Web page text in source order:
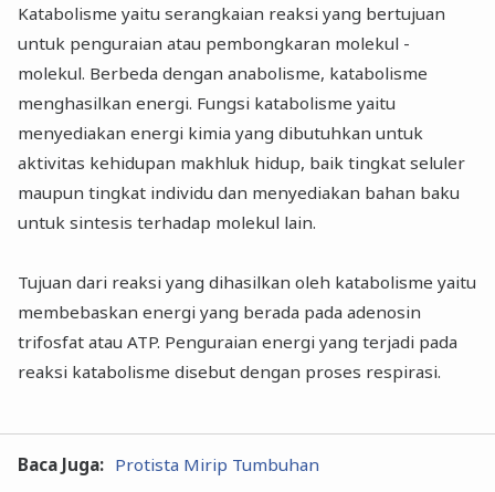
Katabolisme yaitu serangkaian reaksi yang bertujuan
untuk penguraian atau pembongkaran molekul -
molekul. Berbeda dengan anabolisme, katabolisme
menghasilkan energi. Fungsi katabolisme yaitu
menyediakan energi kimia yang dibutuhkan untuk
aktivitas kehidupan makhluk hidup, baik tingkat seluler
maupun tingkat individu dan menyediakan bahan baku
untuk sintesis terhadap molekul lain.
Tujuan dari reaksi yang dihasilkan oleh katabolisme yaitu
membebaskan energi yang berada pada adenosin
trifosfat atau ATP. Penguraian energi yang terjadi pada
reaksi katabolisme disebut dengan proses respirasi.
Baca Juga: Protista Mirip Tumbuhan